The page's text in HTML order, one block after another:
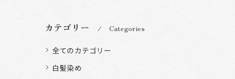
カテゴリー Categories
全てのカテゴリー
白髪染め